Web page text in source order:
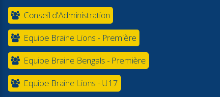
Conseil d'Administration
Equipe Braine Lions - Première
Equipe Braine Bengals - Première
Equipe Braine Lions - U17